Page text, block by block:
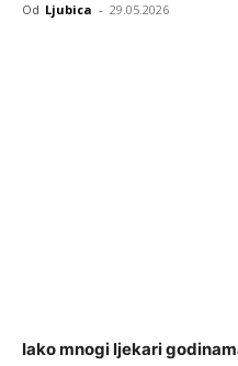
Od Ljubica - 29.05.2026
Iako mnogi ljekari